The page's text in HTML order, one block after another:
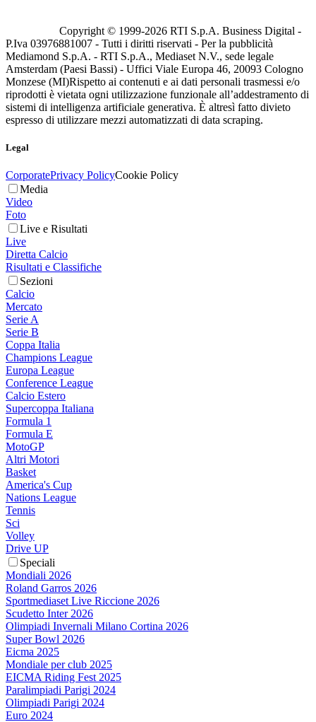
Copyright © 1999-2026 RTI S.p.A. Business Digital -
P.Iva 03976881007 - Tutti i diritti riservati - Per la pubblicità
Mediamond S.p.A. - RTI S.p.A., Mediaset N.V., sede legale
Amsterdam (Paesi Bassi) - Uffici Viale Europa 46, 20093 Cologno
Monzese (MI)Rispetto ai contenuti e ai dati personali trasmessi e/o
riprodotti è vietata ogni utilizzazione funzionale all’addestramento di
sistemi di intelligenza artificiale generativa. È altresì fatto divieto
espresso di utilizzare mezzi automatizzati di data scraping.
Legal
CorporatePrivacy PolicyCookie Policy
Media
Video
Foto
Live e Risultati
Live
Diretta Calcio
Risultati e Classifiche
Sezioni
Calcio
Mercato
Serie A
Serie B
Coppa Italia
Champions League
Europa League
Conference League
Calcio Estero
Supercoppa Italiana
Formula 1
Formula E
MotoGP
Altri Motori
Basket
America's Cup
Nations League
Tennis
Sci
Volley
Drive UP
Speciali
Mondiali 2026
Roland Garros 2026
Sportmediaset Live Riccione 2026
Scudetto Inter 2026
Olimpiadi Invernali Milano Cortina 2026
Super Bowl 2026
Eicma 2025
Mondiale per club 2025
EICMA Riding Fest 2025
Paralimpiadi Parigi 2024
Olimpiadi Parigi 2024
Euro 2024